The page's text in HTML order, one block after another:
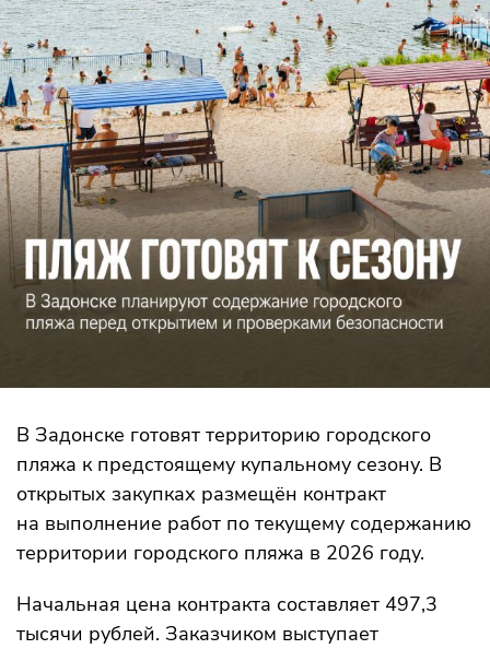
В Задонске готовят территорию городского
пляжа к предстоящему купальному сезону. В
открытых закупках размещён контракт
на выполнение работ по текущему содержанию
территории городского пляжа в 2026 году.
Начальная цена контракта составляет 497,3
тысячи рублей. Заказчиком выступает